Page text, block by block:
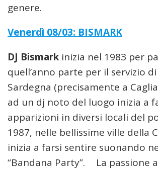
genere.
Venerdì 08/03: BISMARK
DJ Bismark inizia nel 1983 per
quell’anno parte per il servizio
Sardegna (precisamente a
ad un dj noto del luogo inizia a
apparizioni in diversi locali del
1987, nelle bellissime ville della
inizia a farsi sentire suonando
“Bandana Party”. La passione